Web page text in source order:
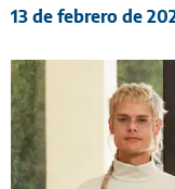
13 de febrero de